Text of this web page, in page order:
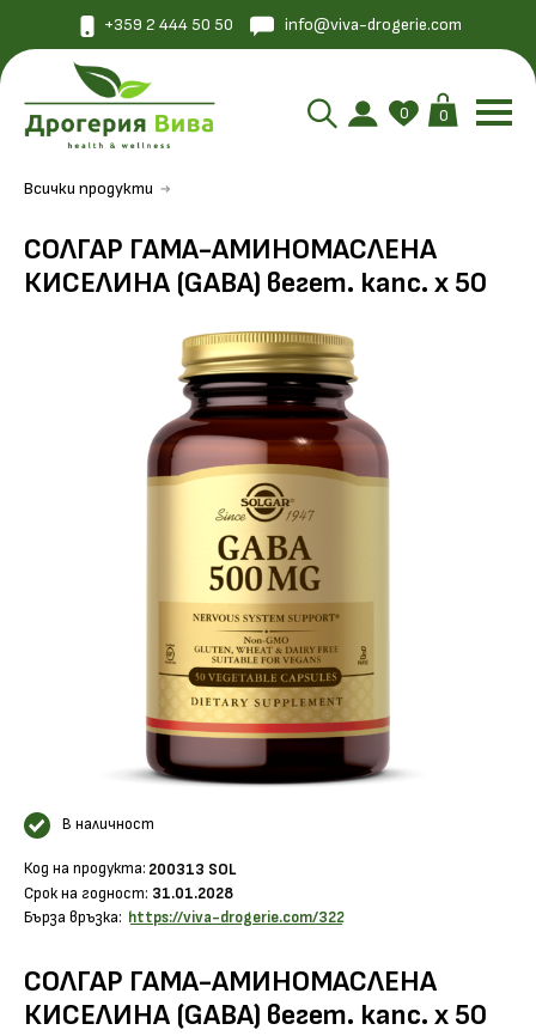
+359 2 444 50 50 info@viva-drogerie.com
0 0
Всички продукти
СОЛГАР ГАМА-АМИНОМАСЛЕНА
КИСЕЛИНА (GABA) вегет. капс. х 50
В наличност
Код на продукта: 200313 SOL
Срок на годност: 31.01.2028
Бърза връзка: https://viva-drogerie.com/322
СОЛГАР ГАМА-АМИНОМАСЛЕНА
КИСЕЛИНА (GABA) вегет. капс. х 50